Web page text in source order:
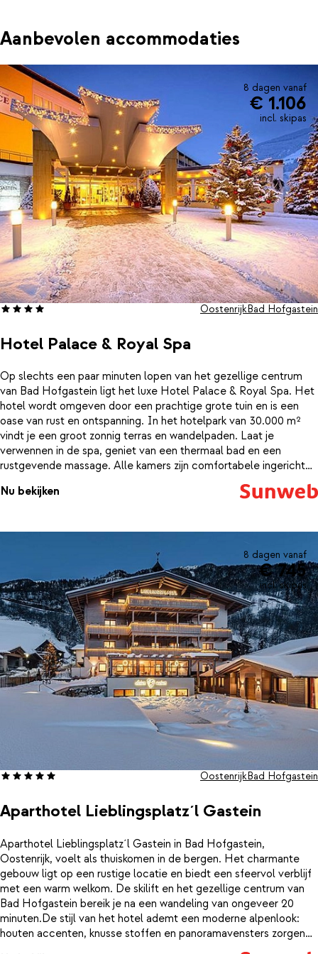
Aanbevolen accommodaties
8 dagen vanaf
€ 1.106
incl. skipas
Hotel Palace & Royal Spa
OostenrijkBad Hofgastein
Op slechts een paar minuten lopen van het gezellige centrum
van Bad Hofgastein ligt het luxe Hotel Palace & Royal Spa. Het
hotel wordt omgeven door een prachtige grote tuin en is een
oase van rust en ontspanning. In het hotelpark van 30.000 m²
vindt je een groot zonnig terras en wandelpaden. Laat je
verwennen in de spa, geniet van een thermaal bad en een
rustgevende massage. Alle kamers zijn comfortabele ingericht
en hebben prachtig uitzicht op de Alpen.Naast de ruime bar
beschikt Hotel Palace & Royal Spa ook nog over een verwarmd
Nu bekijken
8 dagen vanaf
€ 745
incl. skipas
Aparthotel Lieblingsplatz´l Gastein
OostenrijkBad Hofgastein
Aparthotel Lieblingsplatz´l Gastein in Bad Hofgastein,
Oostenrijk, voelt als thuiskomen in de bergen. Het charmante
gebouw ligt op een rustige locatie en biedt een sfeervol verblijf
met een warm welkom. De skilift en het gezellige centrum van
Bad Hofgastein bereik je na een wandeling van ongeveer 20
minuten.De stijl van het hotel ademt een moderne alpenlook:
houten accenten, knusse stoffen en panoramavensters zorgen
voor een huiselijke sfeer met uitzicht op de Gasteiner bergen. Je